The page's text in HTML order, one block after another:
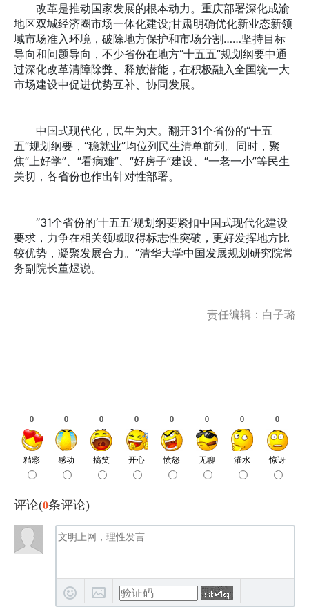
改革是推动国家发展的根本动力。重庆部署深化成渝
地区双城经济圈市场一体化建设;甘肃明确优化新业态新领
域市场准入环境，破除地方保护和市场分割……坚持目标
导向和问题导向，不少省份在地方“十五五”规划纲要中通
过深化改革清障除弊、释放潜能，在积极融入全国统一大
市场建设中促进优势互补、协同发展。
中国式现代化，民生为大。翻开31个省份的“十五
五”规划纲要，“稳就业”均位列民生清单前列。同时，聚
焦“上好学”、“看病难”、“好房子”建设、“一老一小”等民生
关切，各省份也作出针对性部署。
“31个省份的‘十五五’规划纲要紧扣中国式现代化建设
要求，力争在相关领域取得标志性突破，更好发挥地方比
较优势，凝聚发展合力。”清华大学中国发展规划研究院常
务副院长董煜说。
责任编辑：白子璐
评论(0条评论)